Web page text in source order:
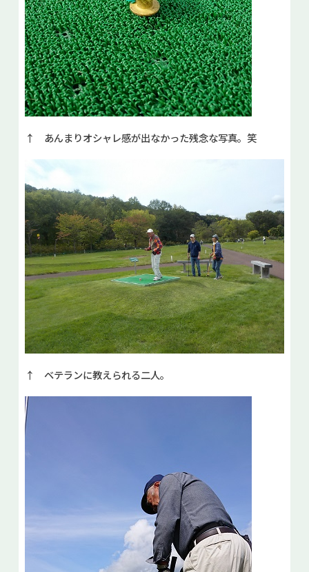
↑ あんまりオシャレ感が出なかった残念な写真。笑
↑ ベテランに教えられる二人。